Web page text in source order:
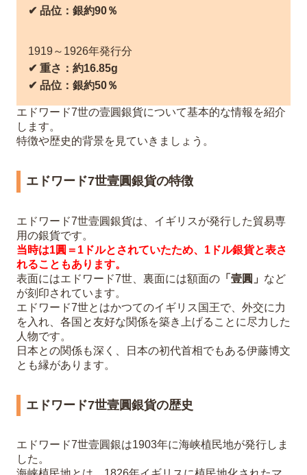
✔︎ 品位：銀約90％
1919～1926年発行分
✔︎ 重さ：約16.85g
✔︎ 品位：銀約50％
エドワード7世の壹圓銀貨について基本的な情報を紹介
します。
特徴や歴史的背景を見ていきましょう。
エドワード7世壹圓銀貨の特徴
エドワード7世壹圓銀貨は、イギリスが発行した貿易専
用の銀貨です。
当時は1圓＝1ドルとされていたため、1ドル銀貨と表さ
れることもあります。
表面にはエドワード7世、裏面には額面の 「壹圓」 など
が刻印されています。
エドワード7世とはかつてのイギリス国王で、外交に力
を入れ、各国と友好な関係を築き上げることに尽力した
人物です。
日本との関係も深く、日本の初代首相でもある伊藤博文
とも縁があります。
エドワード7世壹圓銀貨の歴史
エドワード7世壹圓銀は1903年に海峡植民地が発行しま
した。